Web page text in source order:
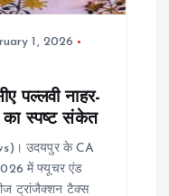
1, 2026
पल्लवी नाहर-
का स्पष्ट संकेत
उदयपुर के CA
में फ्यूचर एंड
ट्रांजैक्शन टैक्स